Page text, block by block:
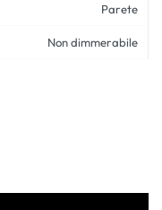
Parete
Non dimmerabile